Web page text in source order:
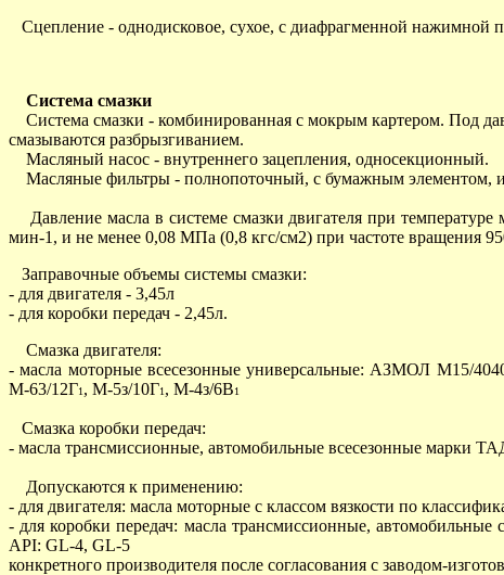
Сцепление - однодисковое, сухое, с диафрагменной нажимной
Система смазки
Система смазки - комбинированная с мокрым картером. Под
смазываются разбрызгиванием.
Масляный насос - внутреннего зацепления, односекционный.
Масляные фильтры - полнопоточный, с бумажным элементом,
Давление масла в системе смазки двигателя при
мин-1, и не менее 0,08 МПа (0,8 кгс/см2) при частоте вращения
Заправочные объемы системы смазки:
- для двигателя - 3,45л
- для коробки передач - 2,45л.
Смазка двигателя:
- масла моторные всесезонные универсальные: АЗМОЛ М15/
М-63/12Г1 , М-5з/10Г1 , М-4з/6В1
Смазка коробки передач:
- масла трансмиссионные, автомобильные всесезонные
Допускаются к применению:
- для двигателя: масла моторные с классом вязкости по
- для коробки передач: масла трансмиссионные,
API: GL-4, GL-5
конкретного производителя после согласования с заводом-